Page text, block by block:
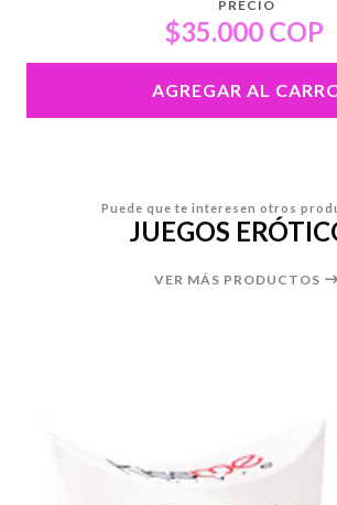
PRECIO
$35.000 COP
AGREGAR AL
Puede que te interesen otros
JUEGOS
VER MÁS PRODUCTOS